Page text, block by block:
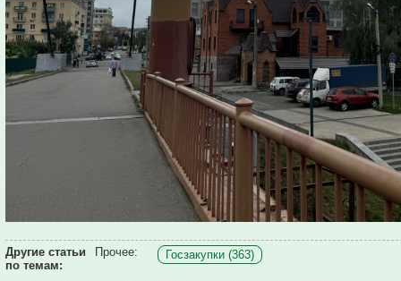
Другие статьи
по темам:
Прочее: Госзакупки (363)